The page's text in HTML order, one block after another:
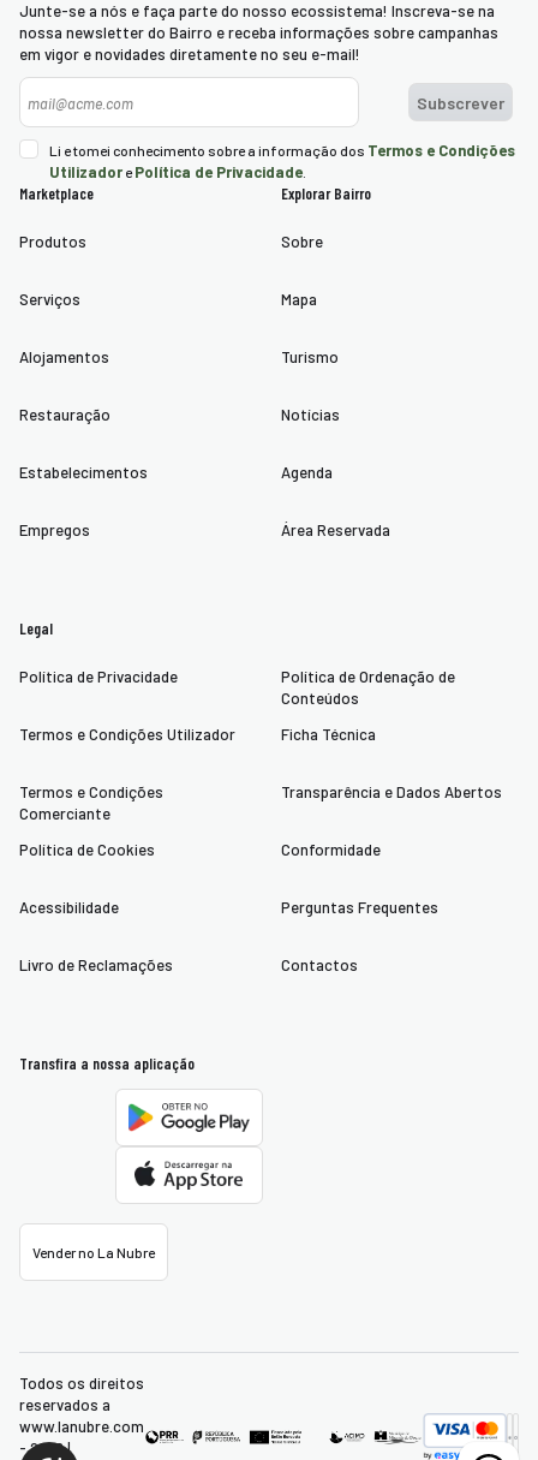
Junte-se a nós e faça parte do nosso ecossistema! Inscreva-se na
nossa newsletter do Bairro e receba informações sobre campanhas
em vigor e novidades diretamente no seu e-mail!
Subscrever
Li e tomei conhecimento sobre a informação dos Termos e Condições
Utilizador ePolítica de Privacidade
Marketplace
Produtos
Serviços
Alojamentos
Restauração
Estabelecimentos
Empregos
Explorar Bairro
Sobre
Mapa
Turismo
Notícias
Agenda
Área Reservada
Legal
Política de Privacidade
Termos e Condições Utilizador
Termos e Condições
Comerciante
Política de Cookies
Acessibilidade
Livro de Reclamações
Política de Ordenação de
Conteúdos
Ficha Técnica
Transparência e Dados Abertos
Conformidade
Perguntas Frequentes
Contactos
Transfira a nossa aplicação
Vender no La Nubre
Todos os direitos
reservados a
www.lanubre.com
- 2026 |